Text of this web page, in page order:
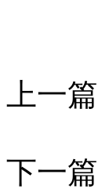
上一篇
下一篇